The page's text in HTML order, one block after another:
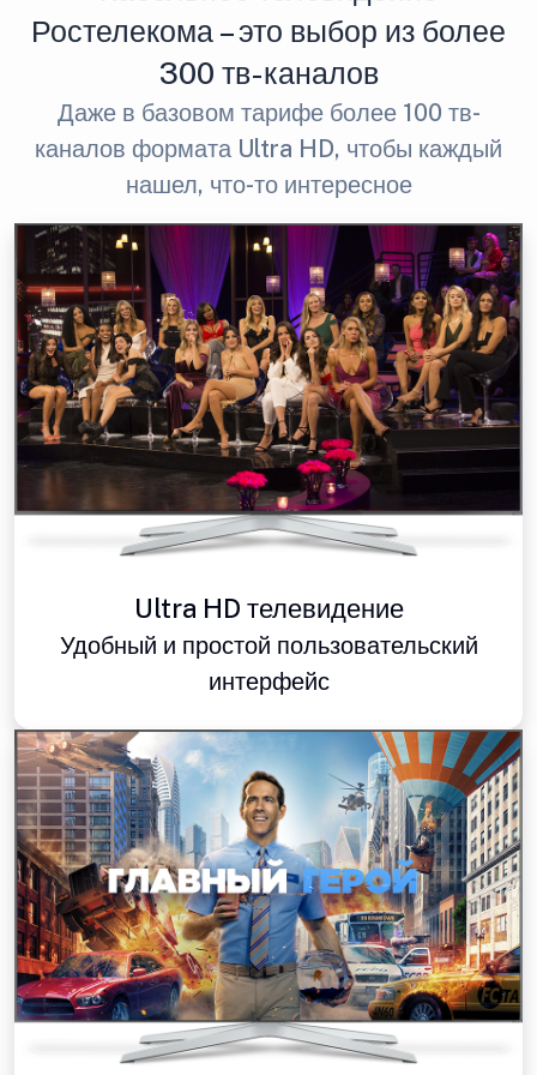
Ростелекома – это выбор из более
300 тв-каналов
Даже в базовом тарифе более 100 тв-
каналов формата Ultra HD, чтобы каждый
нашел, что-то интересное
Ultra HD телевидение
Удобный и простой пользовательский
интерфейс